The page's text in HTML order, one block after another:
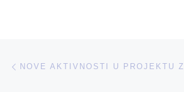
Post navigation